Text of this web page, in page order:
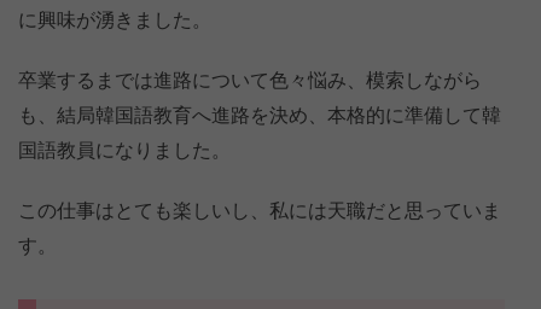
に興味が湧きました。
卒業するまでは進路について色々悩み、模索しながら
も、結局韓国語教育へ進路を決め、本格的に準備して韓
国語教員になりました。
この仕事はとても楽しいし、私には天職だと思っていま
す。